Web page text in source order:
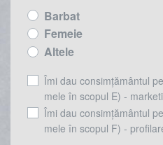
Barbat
Femeie
Altele
Îmi dau consimțământul
mele în scopul E) -
Îmi dau consimțământul
mele în scopul F) -